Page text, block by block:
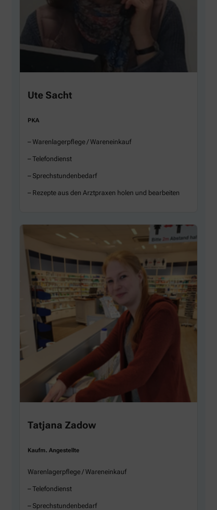
Ute Sacht
PKA
– Warenlagerpflege / Wareneinkauf
– Telefondienst
– Sprechstundenbedarf
– Rezepte aus den Arztpraxen holen und bearbeiten
Tatjana Zadow
Kaufm. Angestellte
Warenlagerpflege / Wareneinkauf
– Telefondienst
– Sprechstundenbedarf